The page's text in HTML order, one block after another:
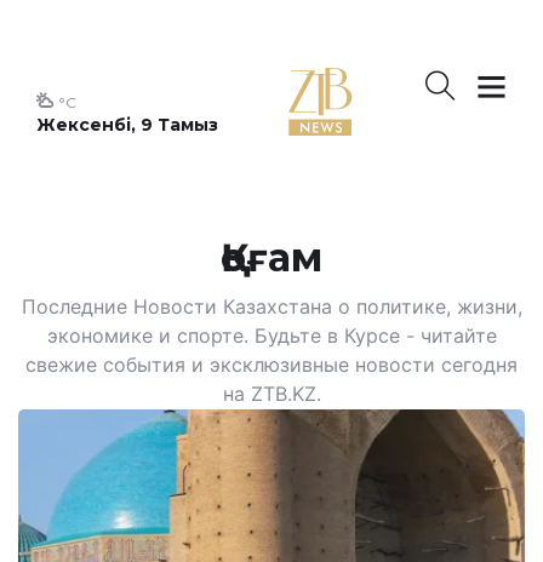
Жексенбі, 9 Тамыз
°C
Қоғам
Последние Новости Казахстана о политике, жизни,
экономике и спорте. Будьте в Курсе - читайте
свежие события и эксклюзивные новости сегодня
на ZTB.KZ.